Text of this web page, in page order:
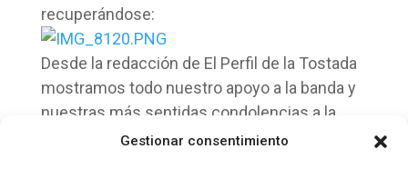
Gestionar consentimiento
recuperándose:
Desde la redacción de El Perfil de la Tostada
mostramos todo nuestro apoyo a la banda y
nuestras más sentidas condolencias a la
familia de Andrea. DEP